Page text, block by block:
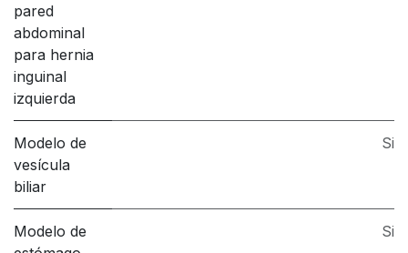
pared
abdominal
para hernia
inguinal
izquierda
Modelo de
vesícula
biliar
Si
Modelo de
Si